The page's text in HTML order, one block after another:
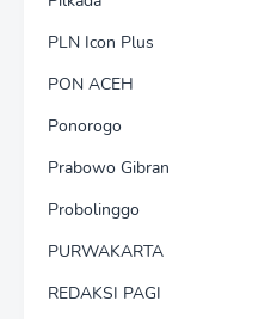
PLN Icon Plus
PON ACEH
Ponorogo
Prabowo Gibran
Probolinggo
PURWAKARTA
REDAKSI PAGI